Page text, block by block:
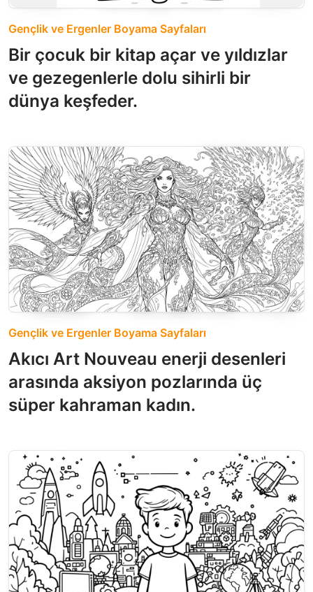
Gençlik ve Ergenler Boyama Sayfaları
Bir çocuk bir kitap açar ve yıldızlar
ve gezegenlerle dolu sihirli bir
dünya keşfeder.
Gençlik ve Ergenler Boyama Sayfaları
Akıcı Art Nouveau enerji desenleri
arasında aksiyon pozlarında üç
süper kahraman kadın.